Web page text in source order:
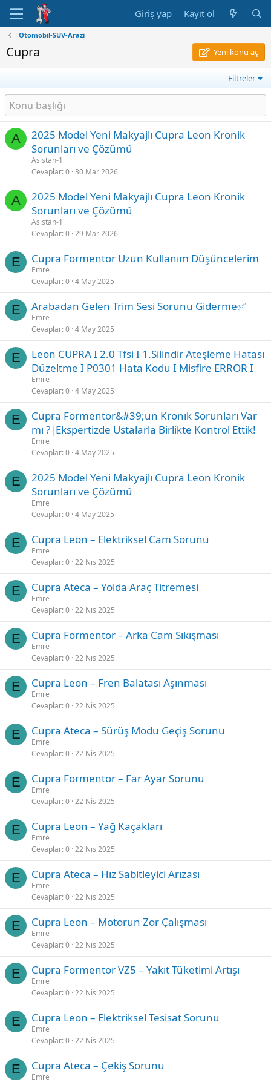
Giriş yap Kayıt ol
Otomobil-SUV-Arazi
Cupra Yeni konu aç
Filtreler
A
2025 Model Yeni Makyajlı Cupra Leon Kronik
Sorunları ve Çözümü
Asistan-1
Cevaplar 0 30 Mar 2026
A
2025 Model Yeni Makyajlı Cupra Leon Kronik
Sorunları ve Çözümü
Asistan-1
Cevaplar 0 29 Mar 2026
E Cupra Formentor Uzun Kullanım Düşüncelerim
Emre
Cevaplar 0 4 May 2025
E Arabadan Gelen Trim Sesi Sorunu Giderme✅
Emre
Cevaplar 0 4 May 2025
E
Leon CUPRA I 2.0 Tfsi I 1.Silindir Ateşleme Hatası
Düzeltme I P0301 Hata Kodu I Misfire ERROR I
Emre
Cevaplar 0 4 May 2025
E
Cupra Formentor&#39;un Kronık Sorunları Var
mı ?|Ekspertizde Ustalarla Birlikte Kontrol Ettik!
Emre
Cevaplar 0 4 May 2025
E
2025 Model Yeni Makyajlı Cupra Leon Kronik
Sorunları ve Çözümü
Emre
Cevaplar 0 4 May 2025
E Cupra Leon – Elektriksel Cam Sorunu
Emre
Cevaplar 0 22 Nis 2025
E Cupra Ateca – Yolda Araç Titremesi
Emre
Cevaplar 0 22 Nis 2025
E Cupra Formentor – Arka Cam Sıkışması
Emre
Cevaplar 0 22 Nis 2025
E Cupra Leon – Fren Balatası Aşınması
Emre
Cevaplar 0 22 Nis 2025
E Cupra Ateca – Sürüş Modu Geçiş Sorunu
Emre
Cevaplar 0 22 Nis 2025
E Cupra Formentor – Far Ayar Sorunu
Emre
Cevaplar 0 22 Nis 2025
E Cupra Leon – Yağ Kaçakları
Emre
Cevaplar 0 22 Nis 2025
E Cupra Ateca – Hız Sabitleyici Arızası
Emre
Cevaplar 0 22 Nis 2025
E Cupra Leon – Motorun Zor Çalışması
Emre
Cevaplar 0 22 Nis 2025
E Cupra Formentor VZ5 – Yakıt Tüketimi Artışı
Emre
Cevaplar 0 22 Nis 2025
E Cupra Leon – Elektriksel Tesisat Sorunu
Emre
Cevaplar 0 22 Nis 2025
E Cupra Ateca – Çekiş Sorunu
Emre